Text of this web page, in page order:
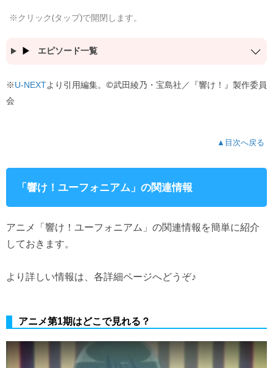
※クリック(タップ)で開閉します。
エピソード一覧
※U-NEXTより引用編集。©武田綾乃・宝島社／『響け！』製作委員
会
▲目次へ戻る
「響け！ユーフォニアム」の関連情報
アニメ「響け！ユーフォニアム」の関連情報を簡単に紹介
しておきます。
より詳しい情報は、各詳細ページへどうぞ♪
アニメ第1期はどこで見れる？